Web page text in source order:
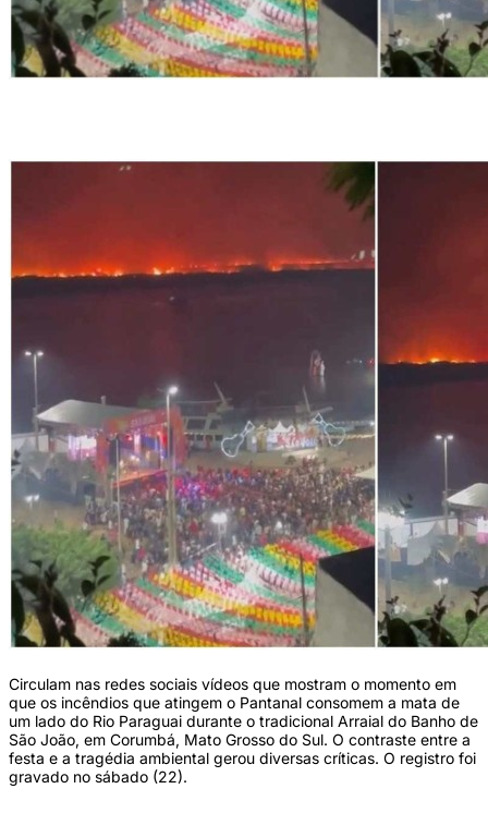
Circulam nas redes sociais vídeos que mostram o momento em
que os incêndios que atingem o Pantanal consomem a mata de
um lado do Rio Paraguai durante o tradicional Arraial do Banho de
São João, em Corumbá, Mato Grosso do Sul. O contraste entre a
festa e a tragédia ambiental gerou diversas críticas. O registro foi
gravado no sábado (22).